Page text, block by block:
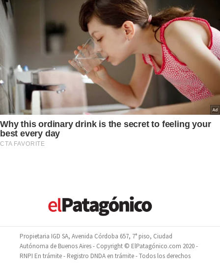
Propietaria IGD SA, Avenida Córdoba 657, 7° piso, Ciudad
Autónoma de Buenos Aires - Copyright © ElPatagónico.com 2020 -
RNPI En trámite - Registro DNDA en trámite - Todos los derechos